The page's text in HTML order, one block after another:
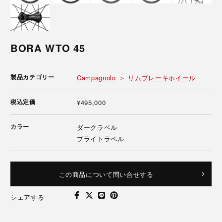
BORA WTO 45
製品カテゴリー Campagnolo リムブレーキホイール
税込定価 ¥495,000
カラー
ダークラベル
ブライトラベル
この商品について問い合せする
シェアする